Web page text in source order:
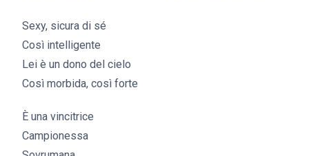
Sexy, sicura di sé
Così intelligente
Lei è un dono del cielo
Così morbida, così forte
È una vincitrice
Campionessa